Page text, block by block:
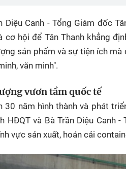
Diệu Canh - Tổng Giám đốc
cơ hội để Tân Thanh khẳng
sản phẩm và sự tiện ích
văn minh".
vươn tầm quốc tế
30 năm hình thành và phát
HĐQT và Bà Trần Diệu Canh
vực sản xuất, hoán cải